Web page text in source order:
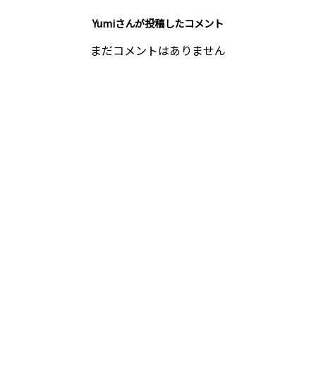
Yumiさんが投稿したコメント
まだコメントはありません